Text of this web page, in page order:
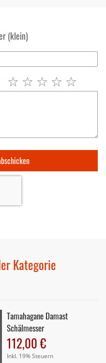
(klein)
1
2
3
4
5
Kategorie
Tamahagane Damast
Schälmesser
112,00 €
Inkl. 19% Steuern